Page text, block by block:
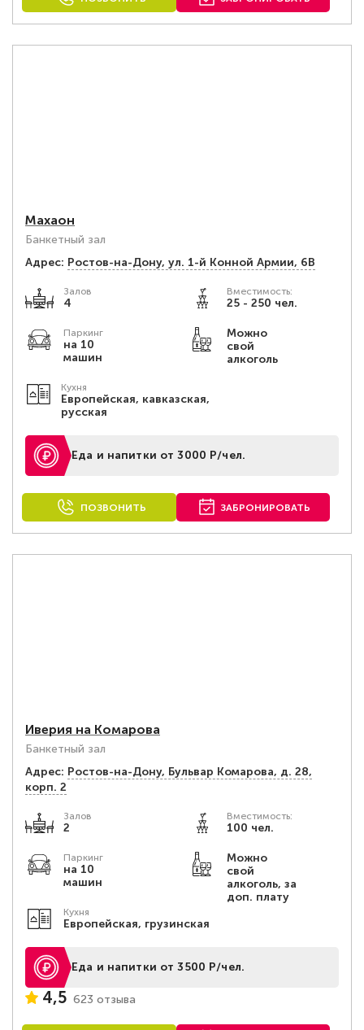
Махаон
Банкетный зал
Адрес: Ростов-на-Дону, ул. 1-й Конной Армии, 6В
Залов
4
Вместимость:
25 - 250 чел.
Паркинг
на 10
машин
Можно
свой
алкоголь
Кухня
Европейская, кавказская,
русская
Еда и напитки от 3000 Р/чел.
ПОЗВОНИТЬ ЗАБРОНИРОВАТЬ
Иверия на Комарова
Банкетный зал
Адрес: Ростов-на-Дону, Бульвар Комарова, д. 28,
корп. 2
Залов
2
Вместимость:
100 чел.
Паркинг
на 10
машин
Можно
свой
алкоголь, за
доп. плату
Кухня
Европейская, грузинская
Еда и напитки от 3500 Р/чел.
4,5 623 отзыва